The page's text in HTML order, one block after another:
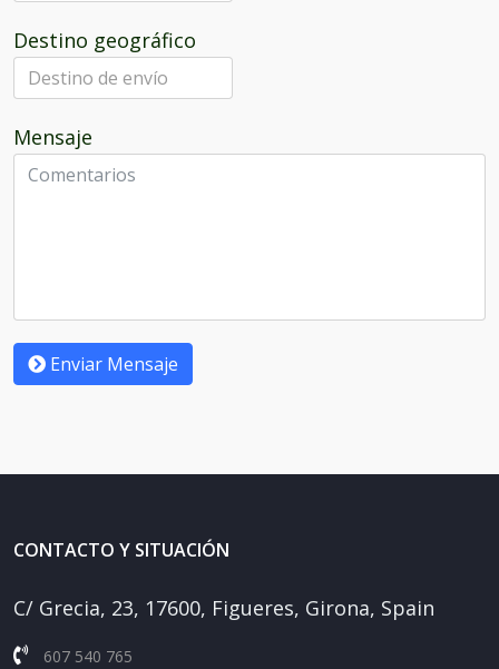
Destino geográfico
Mensaje
Enviar Mensaje
CONTACTO Y SITUACIÓN
C/ Grecia, 23, 17600, Figueres, Girona, Spain
607 540 765